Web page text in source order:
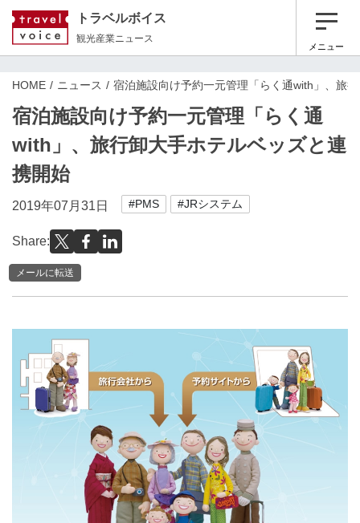
トラベルボイス
観光産業ニュース
メニュー
HOME ニュース 宿泊施設向け予約一元管理「らく通with」、旅
宿泊施設向け予約一元管理「らく通
with」、旅行卸大手ホテルベッズと連
携開始
2019年07月31日 #PMS #JRシステム
Share:
メールに転送